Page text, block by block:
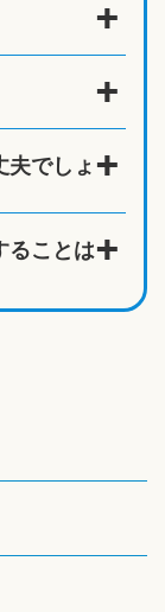
でしょ
ることは